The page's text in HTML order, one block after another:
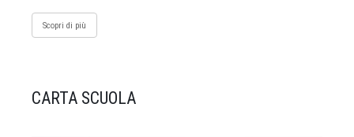
Scopri di più
CARTA SCUOLA